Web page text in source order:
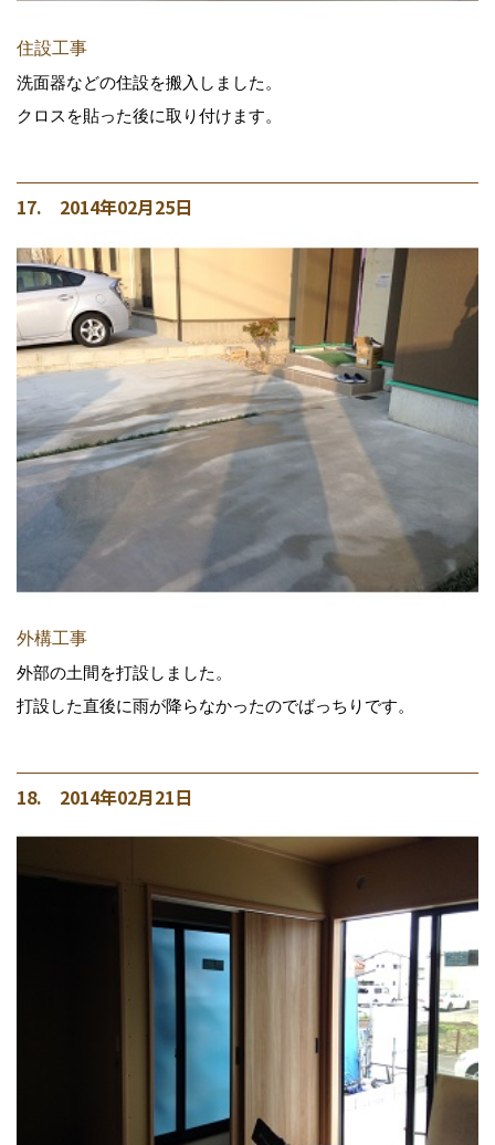
住設工事
洗面器などの住設を搬入しました。
クロスを貼った後に取り付けます。
17. 2014年02月25日
外構工事
外部の土間を打設しました。
打設した直後に雨が降らなかったのでばっちりです。
18. 2014年02月21日